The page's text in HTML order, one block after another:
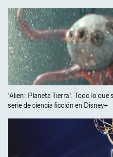
'Alien: Planeta Tierra'. Todo lo que
serie de ciencia ficción en Disney+